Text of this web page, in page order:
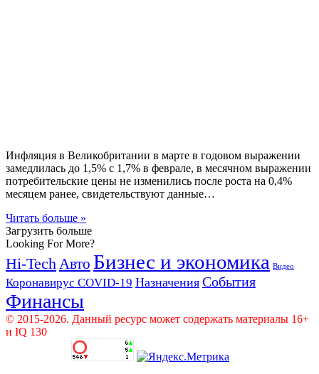
Инфляция в Великобритании в марте в годовом выражении
замедлилась до 1,5% с 1,7% в феврале, в месячном выражении
потребительские цены не изменились после роста на 0,4%
месяцем ранее, свидетельствуют данные…
Читать больше »
Загрузить больше
Looking For More?
Hi-TechАвто Бизнес и экономика Видео
Коронавирус COVID-19 Назначения События
Финансы
© 2015-2026. Данный ресурс может содержать материалы 16+
и IQ 130